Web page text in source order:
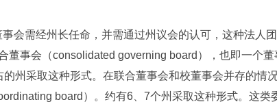
会需经州长任命，并需通过州议会的认可，这种法人
董事会（consolidated governing board），也即一个
的州采取这种形式。在联合董事会和校董事会并存的情
board）。约有6、7个州采取这种形式。这